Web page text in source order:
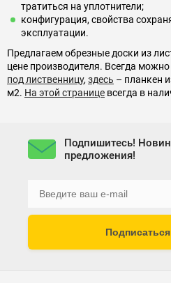
тратиться на уплотнители;
конфигурация, свойства
эксплуатации.
Предлагаем обрезные доски из
цене производителя. Всегда можно
под лиственницу, здесь – планкен
м2. На этой странице всегда в
Подпишитесь!
предложения!
Подписаться